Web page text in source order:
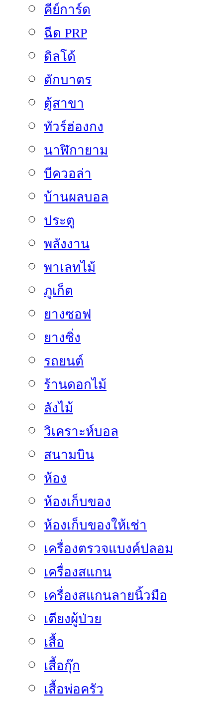
คีย์การ์ด
ฉีด PRP
ดิลโด้
ตักบาตร
ตู้สาขา
ทัวร์ฮ่องกง
นาฬิกายาม
บีควอล่า
บ้านผลบอล
ประตู
พลังงาน
พาเลทไม้
ภูเก็ต
ยางซอฟ
ยางซิ่ง
รถยนต์
ร้านดอกไม้
ลังไม้
วิเคราะห์บอล
สนามบิน
ห้อง
ห้องเก็บของ
ห้องเก็บของให้เช่า
เครื่องตรวจแบงค์ปลอม
เครื่องสแกน
เครื่องสแกนลายนิ้วมือ
เตียงผู้ป่วย
เสื้อ
เสื้อกุ๊ก
เสื้อพ่อครัว